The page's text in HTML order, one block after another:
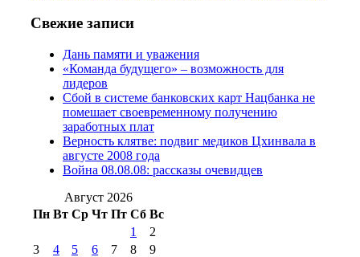
июля 2017 г
2012 г(15)№97 30 июля 2015 г
(15)№98 1 августа 2015 г
августа 2016 г(10)№98 5 июля 2014 г(10)
№98 8 августа 2013 г
августа 2012 г(14)
2017 г(9)
№99 4 августа
2016 г(12) №99 8 июля 2014 г
августа 2012 г(11)
августа 2013 г
(12)
Свежие записи
Дань памяти и уважения
«Команда будущего» – возможность для
лидеров
Сбой в системе банковских карт Нацбанка не
помешает своевременному получению
заработных плат
Верность клятве: подвиг медиков Цхинвала в
августе 2008 года
Война 08.08.08: рассказы очевидцев
Август 2026
Пн Вт Ср Чт Пт Сб Вс
1
2
3
4 5 6 7 8
9